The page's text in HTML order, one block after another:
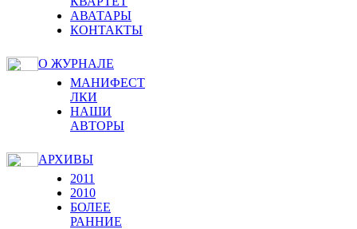
АВАТАРЫ
КОНТАКТЫ
О ЖУРНАЛЕ
МАНИФЕСТ
ЛКИ
НАШИ
АВТОРЫ
АРХИВЫ
2011
2010
БОЛЕЕ
РАННИЕ